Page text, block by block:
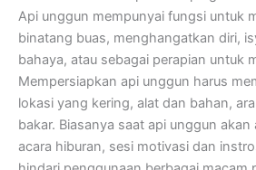
Api unggun mempunyai fungsi untuk
binatang buas, menghangatkan diri,
bahaya, atau sebagai perapian untuk
Mempersiapkan api unggun harus
lokasi yang kering, alat dan bahan,
bakar. Biasanya saat api unggun
acara hiburan, sesi motivasi dan